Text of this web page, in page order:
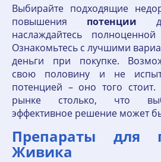
Выбирайте подходящие
повышения потенции
наслаждайтесь
Ознакомьтесь с лучшими
деньги при покупке.
свою половину и не
потенцией – оно того
рынке столько, что
эффективное решение может
Препараты для
Живика